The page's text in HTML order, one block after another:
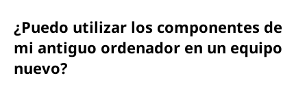
¿Puedo utilizar los componentes de
mi antiguo ordenador en un equipo
nuevo?